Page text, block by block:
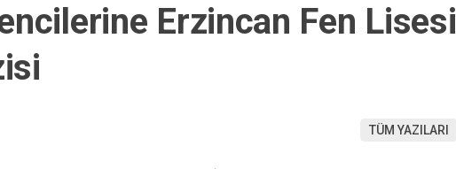
Erzincan Fen Lisesi
TÜM YAZILARI